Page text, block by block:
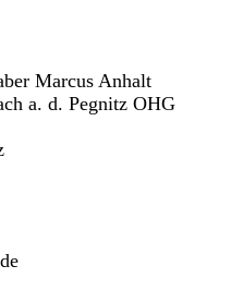
Marcus Anhalt
a. d. Pegnitz OHG